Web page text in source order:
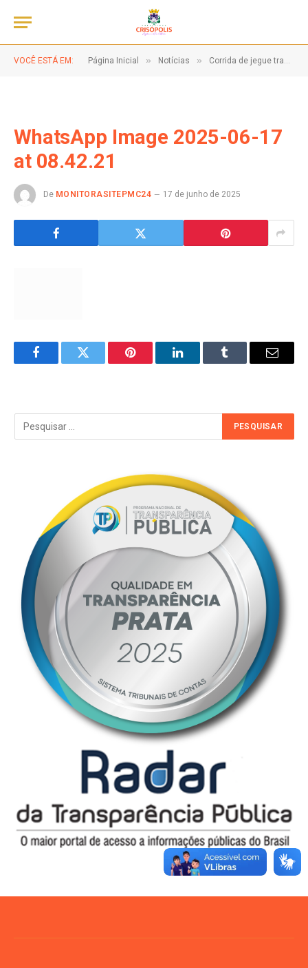
VOCÊ ESTÁ EM: Página Inicial » Notícias » Corrida de jegue tradicional!
WhatsApp Image 2025-06-17
at 08.42.21
De MONITORASITEPMC24 17 de junho de 2025
FacebookTwitter Pinterest LinkedInTumblr Email